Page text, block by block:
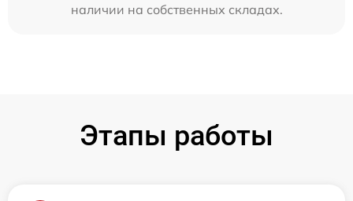
наличии на собственных складах.
Этапы работы